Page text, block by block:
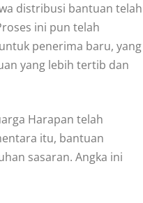
distribusi bantuan telah
ini pun telah
penerima baru, yang
yang lebih tertib dan
Harapan telah
itu, bantuan
sasaran. Angka ini